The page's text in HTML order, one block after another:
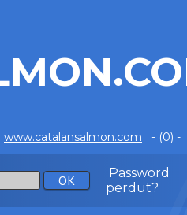
www.catalansalmon.com - (0) -
Password
perdut?